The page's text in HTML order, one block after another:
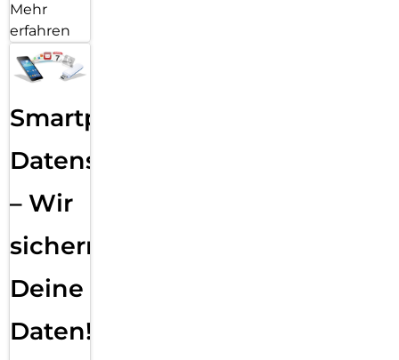
Mehr
erfahren
Smartphone
Datensicherung
– Wir
sichern
Deine
Daten!